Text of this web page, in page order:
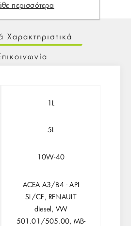
Χαρακτηριστικά
1L
5L
10W-40
ACEA A3/B4 - API
SL/CF, RENAULT
diesel, VW
501.01/505.00, MB-
περισσότερα